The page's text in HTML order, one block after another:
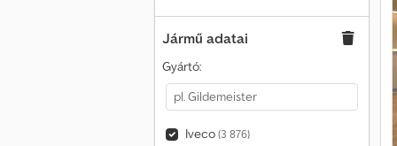
Jármű adatai
Gyártó:
Iveco(3 876)